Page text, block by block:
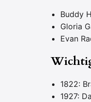
Buddy
Gloria
Evan
1822:
1927: